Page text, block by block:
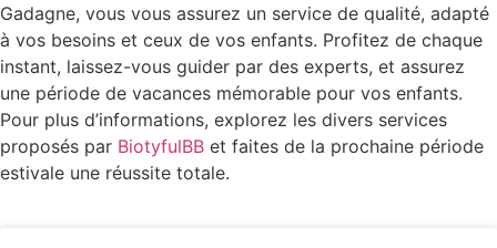
Gadagne, vous vous assurez un service de qualité, adapté
à vos besoins et ceux de vos enfants. Profitez de chaque
instant, laissez-vous guider par des experts, et assurez
une période de vacances mémorable pour vos enfants.
Pour plus d’informations, explorez les divers services
proposés par BiotyfulBB et faites de la prochaine période
estivale une réussite totale.